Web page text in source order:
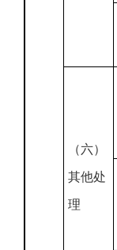
（六）
其他处
理